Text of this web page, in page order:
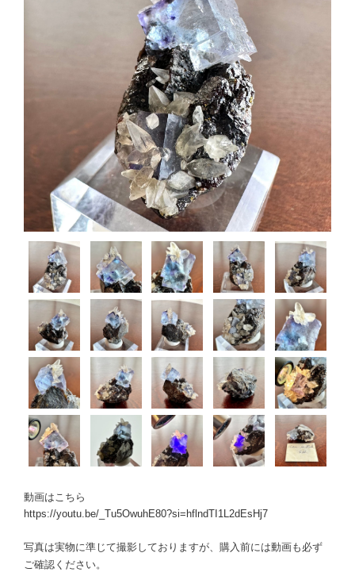
動画はこちら
https://youtu.be/_Tu5OwuhE80?si=hflndTI1L2dEsHj7
写真は実物に準じて撮影しておりますが、購入前には動画も必ず
ご確認ください。